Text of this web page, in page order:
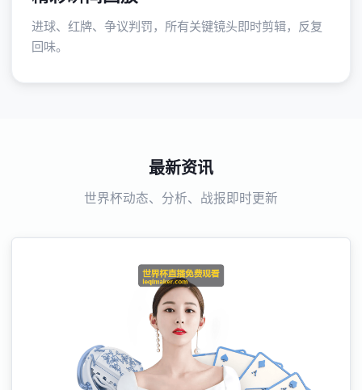
进球、红牌、争议判罚，所有关键镜头即时剪辑，反复
回味。
最新资讯
世界杯动态、分析、战报即时更新